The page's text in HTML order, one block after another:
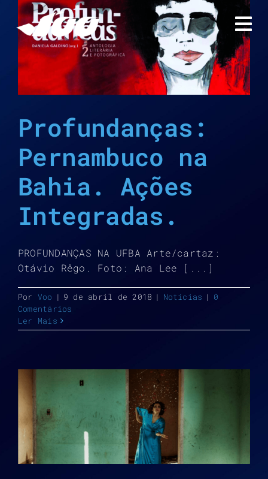
para
conteúdo
Profundanças:
Pernambuco na
Bahia. Ações
Integradas.
PROFUNDANÇAS NA UFBA Arte/cartaz:
Otávio Rêgo. Foto: Ana Lee [...]
Por Voo | 9 de abril de 2018 | Notícias | 0
Comentários
Ler Mais